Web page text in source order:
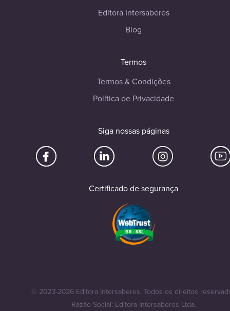
Editora Intersaberes
Blog
Termos
Termos & Condições
Política de Privacidade
Siga nossas páginas
Certificado de segurança
© 2023-2026 Editora Intersaberes. Todos os direitos
Razão Social: Editora Intersaberes Ltda.